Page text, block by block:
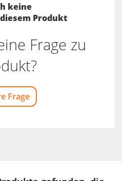
keine
Produkt
Frage zu
Frage